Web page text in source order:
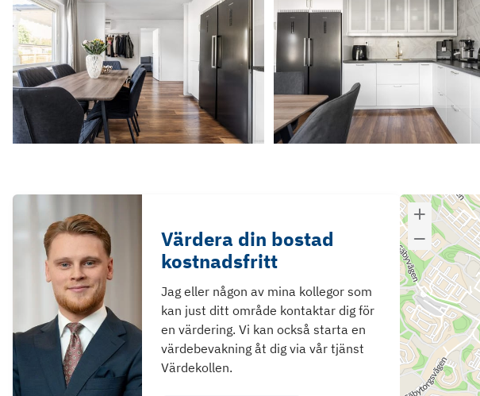
Värdera din bostad
kostnadsfritt
Jag eller någon av mina kollegor som
kan just ditt område kontaktar dig för
en värdering. Vi kan också starta en
värdebevakning åt dig via vår tjänst
Värdekollen.